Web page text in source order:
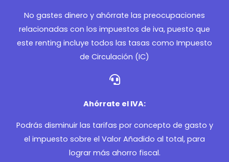
No gastes dinero y ahórrate las preocupaciones
relacionadas con los impuestos de iva, puesto que
este renting incluye todos las tasas como Impuesto
de Circulación (IC)
Ahórrate el IVA:
Podrás disminuir las tarifas por concepto de gasto y
el impuesto sobre el Valor Añadido al total, para
lograr más ahorro fiscal.